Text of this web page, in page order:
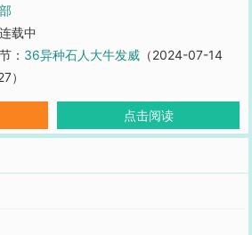
载中
： 36异种石人大牛发威（2024-07-14
）
点击阅读